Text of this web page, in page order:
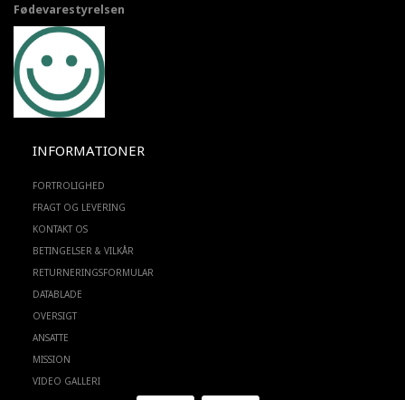
Fødevarestyrelsen
INFORMATIONER
FORTROLIGHED
FRAGT OG LEVERING
KONTAKT OS
BETINGELSER & VILKÅR
RETURNERINGSFORMULAR
DATABLADE
OVERSIGT
ANSATTE
MISSION
VIDEO GALLERI